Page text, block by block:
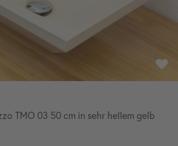
TMO 03 50 cm in sehr hellem gelb